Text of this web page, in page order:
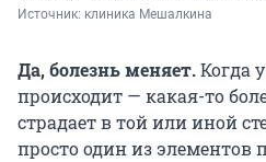
Источник: клиника Мешалкина
Да, болезнь меняет.Когда
происходит — какая-то
страдает в той или иной
просто один из элементов